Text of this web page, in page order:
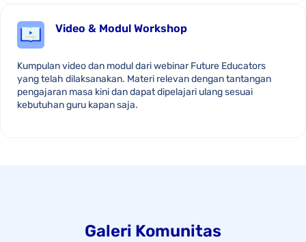
Video & Modul Workshop
Kumpulan video dan modul dari webinar Future Educators
yang telah dilaksanakan. Materi relevan dengan tantangan
pengajaran masa kini dan dapat dipelajari ulang sesuai
kebutuhan guru kapan saja.
Galeri Komunitas